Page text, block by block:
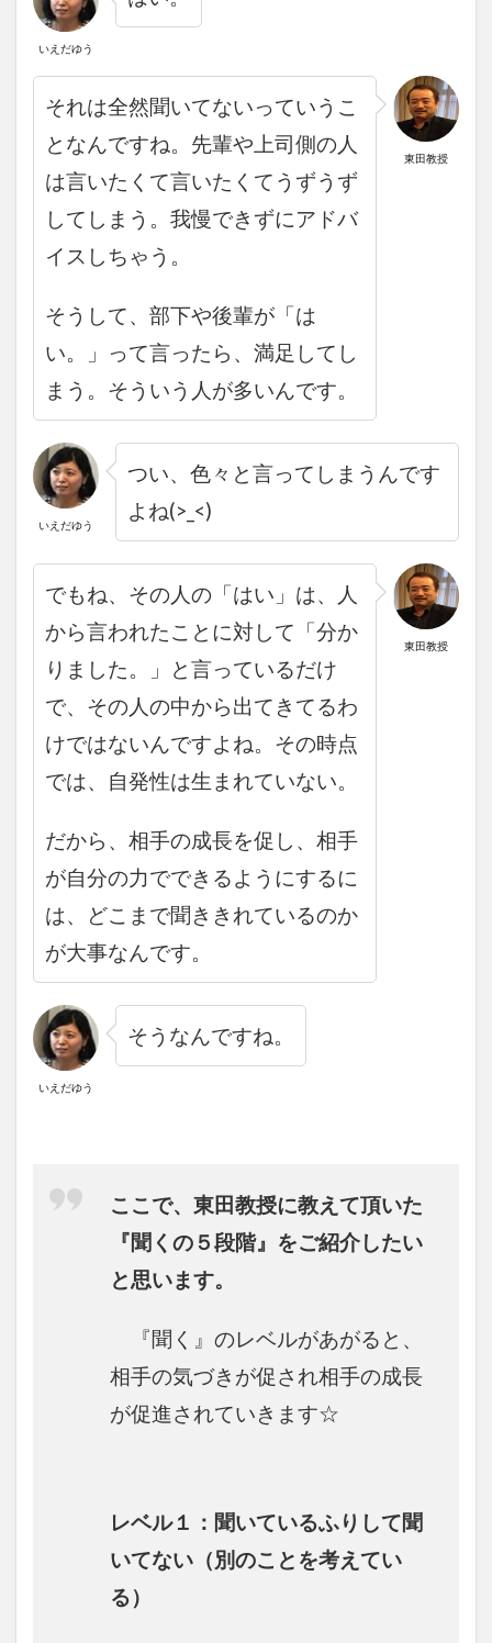
いえだゆう
東田教授
それは全然聞いてないっていうこ
となんですね。 先輩や上司側の人
は言いたくて言いたくてうずうず
してしまう。我慢できずにアドバ
イスしちゃう。
そうして、部下や後輩が「は
い。」って言ったら、満足してし
まう。そういう人が多いんです。
いえだゆう
つい、色々と言ってしまうんです
よね(>_<)
東田教授
でもね、その人の「はい」は、人
から言われたことに対して「分か
りました。」と言っているだけ
で、その人の中から出てきてるわ
けではないんですよね。 その時点
では、自発性は生まれていない。
だから、相手の成長を促し、相手
が自分の力でできるようにするに
は、どこまで聞ききれているのか
が大事なんです。
いえだゆう
そうなんですね。
ここで、東田教授に教えて頂いた
『聞くの５段階』をご紹介したい
と思います。
『聞く』のレベルがあがると、
相手の気づきが促され相手の成長
が促進されていきます☆
レベル１：聞いているふりして聞
いてない（別のことを考えてい
る）